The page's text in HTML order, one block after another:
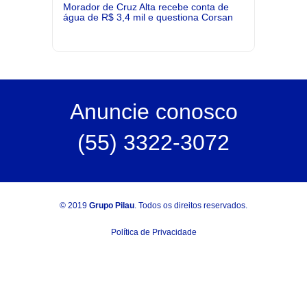
Morador de Cruz Alta recebe conta de
água de R$ 3,4 mil e questiona Corsan
Anuncie conosco
(55) 3322-3072
© 2019 Grupo Pilau . Todos os direitos reservados.
Política de Privacidade